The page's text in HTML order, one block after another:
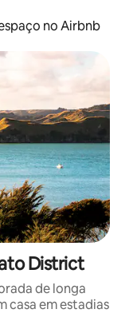
no Airbnb
District
de longa
casa em estadias